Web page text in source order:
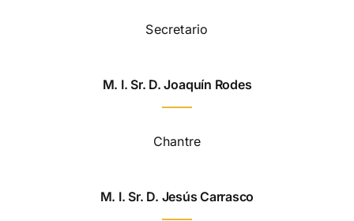
Secretario
M. I. Sr. D. Joaquín Rodes
Chantre
M. I. Sr. D. Jesús Carrasco